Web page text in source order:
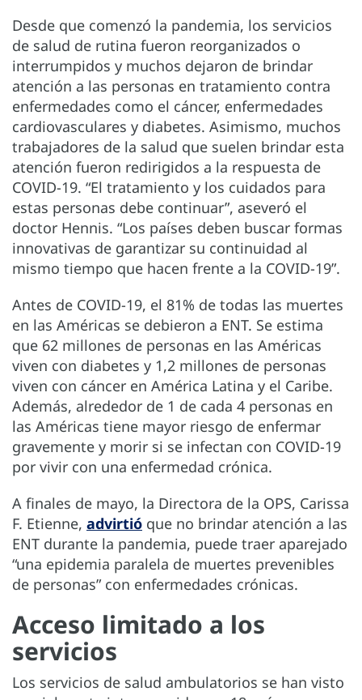
Desde que comenzó la pandemia, los servicios
de salud de rutina fueron reorganizados o
interrumpidos y muchos dejaron de brindar
atención a las personas en tratamiento contra
enfermedades como el cáncer, enfermedades
cardiovasculares y diabetes. Asimismo, muchos
trabajadores de la salud que suelen brindar esta
atención fueron redirigidos a la respuesta de
COVID-19. “El tratamiento y los cuidados para
estas personas debe continuar”, aseveró el
doctor Hennis. “Los países deben buscar formas
innovativas de garantizar su continuidad al
mismo tiempo que hacen frente a la COVID-19”.
Antes de COVID-19, el 81% de todas las muertes
en las Américas se debieron a ENT. Se estima
que 62 millones de personas en las Américas
viven con diabetes y 1,2 millones de personas
viven con cáncer en América Latina y el Caribe.
Además, alrededor de 1 de cada 4 personas en
las Américas tiene mayor riesgo de enfermar
gravemente y morir si se infectan con COVID-19
por vivir con una enfermedad crónica.
A finales de mayo, la Directora de la OPS, Carissa
F. Etienne, advirtió que no brindar atención a las
ENT durante la pandemia, puede traer aparejado
“una epidemia paralela de muertes prevenibles
de personas” con enfermedades crónicas.
Acceso limitado a los
servicios
Los servicios de salud ambulatorios se han visto